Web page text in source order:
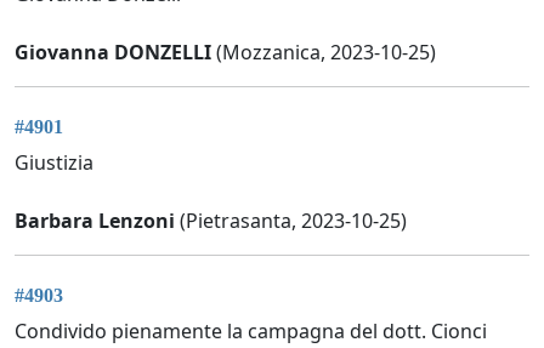
Giovanna DONZELLI(Mozzanica, 2023-10-25)
#4901
Giustizia
Barbara Lenzoni (Pietrasanta, 2023-10-25)
#4903
Condivido pienamente la campagna del dott. Cionci